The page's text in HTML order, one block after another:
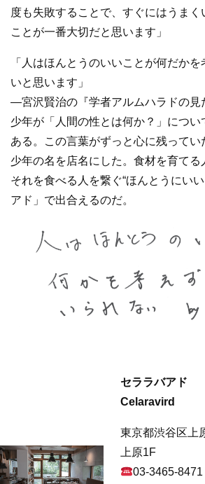
度も失敗することで、すぐにはうまく
ことが一番大切だと思います」
「人はほんとうのいいことが何だか
いと思います」
―宮沢賢治の『学者アルムハラドの見
少年が「人間の性とは何か？」につ
ある。この言葉がずっと心に残って
少年の名を店名にした。食材を育てる
それを食べる人を繋ぐ“ほんとうにい
アド」で出合えるのだ。
セララバアド
Celaravird
東京都渋谷区
上原1F
03-3465-8471